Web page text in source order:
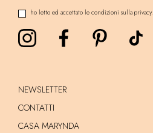
ho letto ed accettato le condizioni sulla privacy.
NEWSLETTER
CONTATTI
CASA MARYNDA